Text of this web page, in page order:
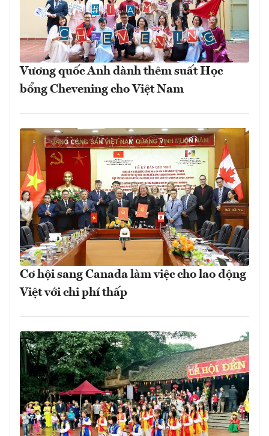
Vương quốc Anh dành thêm suất Học
bổng Chevening cho Việt Nam
Cơ hội sang Canada làm việc cho lao động
Việt với chi phí thấp